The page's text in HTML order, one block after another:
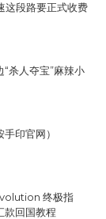
这段路要正式收费
“杀人夺宝”麻辣小
印官网）
终极指
款回国教程